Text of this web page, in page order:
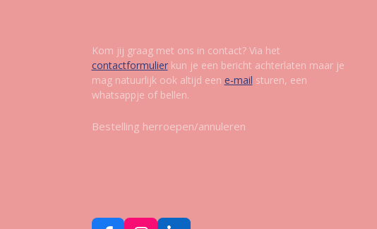
Kom jij graag met ons in contact? Via het
contactformulierkun je een bericht achterlaten maar je
mag natuurlijk ook altijd een e-mail sturen, een
whatsappje of bellen.
Bestelling herroepen/annuleren